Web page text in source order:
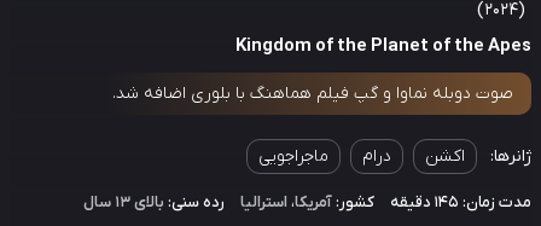
Kingdom of the Planet of the
صوت دوبله نماوا و گپ فیلم هماهنگ با بلوری اضافه شد.
اکشن درام ماجراجویی
145 دقیقه کشور:آمریکا،استرالیا رده سنی:بالای ۱۳ سال